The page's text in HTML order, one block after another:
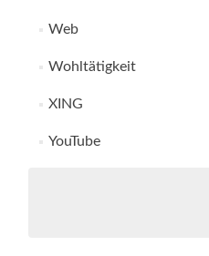
Web
Wohltätigkeit
XING
YouTube